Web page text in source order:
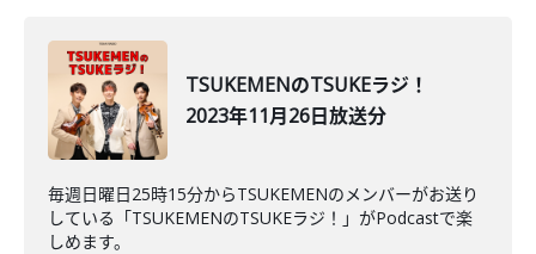
TSUKEMENのTSUKEラジ！
2023年11月26日放送分
毎週日曜日25時15分からTSUKEMENのメンバーがお送り
している「TSUKEMENのTSUKEラジ！」がPodcastで楽
しめます。